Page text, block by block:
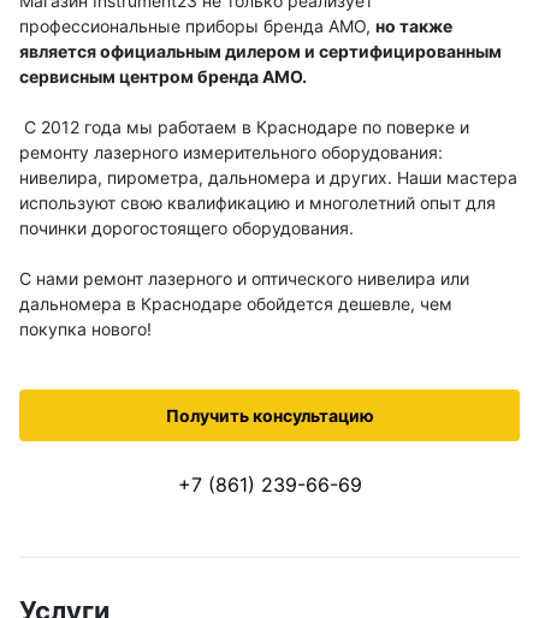
профессиональные приборы бренда AMO, но также
является официальным дилером и сертифицированным
сервисным центром бренда AMO.
С 2012 года мы работаем в Краснодаре по поверке и
ремонту лазерного измерительного оборудования:
нивелира, пирометра, дальномера и других. Наши мастера
используют свою квалификацию и многолетний опыт для
починки дорогостоящего оборудования.
С нами ремонт лазерного и оптического нивелира или
дальномера в Краснодаре обойдется дешевле, чем
покупка нового!
Получить консультацию
+7 (861) 239-66-69
Услуги
Бензиновые генераторы серии Lite
Показать еще
Дальномеры
Дальномеры рулетки лазерные
Лазерный датчик расстояния
Дорожные колеса (курвиметры)
Аксессуары к дорожным колесам
Колесо измерительное